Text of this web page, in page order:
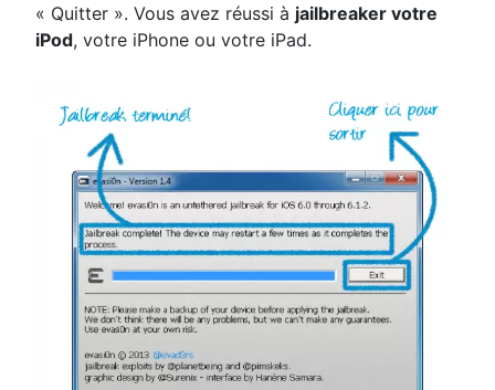
« Quitter ». Vous avez réussi à jailbreaker votre
iPod, votre iPhone ou votre iPad.